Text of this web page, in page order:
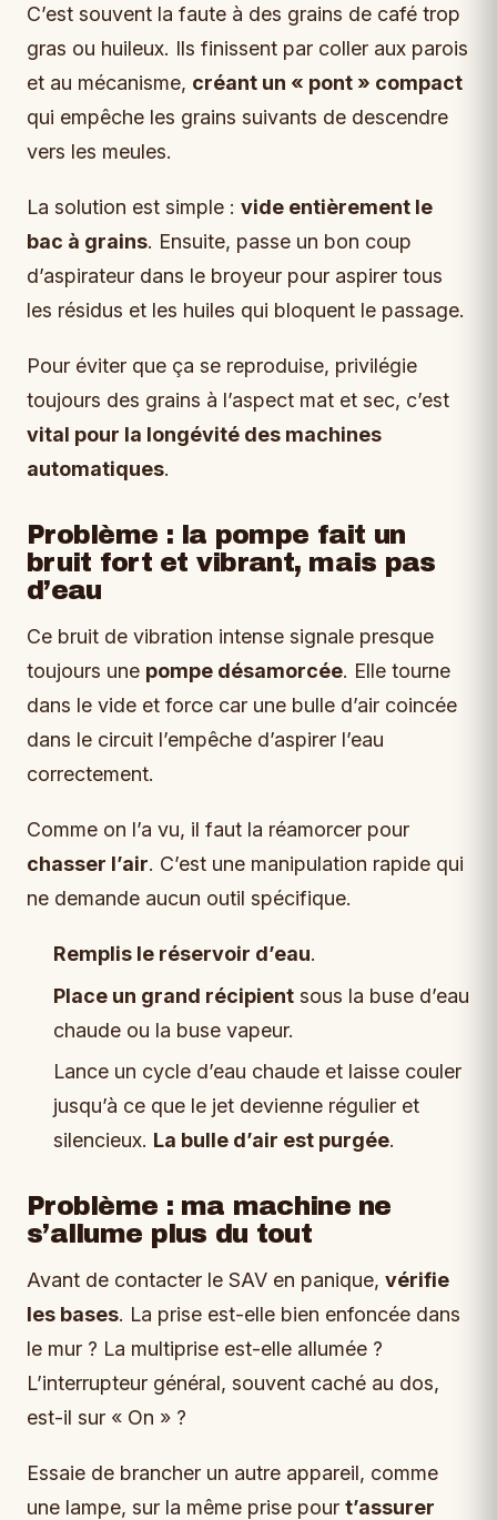
C’est souvent la faute à des grains de café trop
gras ou huileux. Ils finissent par coller aux parois
et au mécanisme, créant un « pont » compact
qui empêche les grains suivants de descendre
vers les meules.
La solution est simple : vide entièrement le
bac à grains. Ensuite, passe un bon coup
d’aspirateur dans le broyeur pour aspirer tous
les résidus et les huiles qui bloquent le passage.
Pour éviter que ça se reproduise, privilégie
toujours des grains à l’aspect mat et sec, c’est
vital pour la longévité des machines
automatiques.
Problème : la pompe fait un
bruit fort et vibrant, mais pas
d’eau
Ce bruit de vibration intense signale presque
toujours une pompe désamorcée. Elle tourne
dans le vide et force car une bulle d’air coincée
dans le circuit l’empêche d’aspirer l’eau
correctement.
Comme on l’a vu, il faut la réamorcer pour
chasser l’air. C’est une manipulation rapide qui
ne demande aucun outil spécifique.
Remplis le réservoir d’eau.
Place un grand récipient sous la buse d’eau
chaude ou la buse vapeur.
Lance un cycle d’eau chaude et laisse couler
jusqu’à ce que le jet devienne régulier et
silencieux. La bulle d’air est purgée.
Problème : ma machine ne
s’allume plus du tout
Avant de contacter le SAV en panique, vérifie
les bases. La prise est-elle bien enfoncée dans
le mur ? La multiprise est-elle allumée ?
L’interrupteur général, souvent caché au dos,
est-il sur « On » ?
Essaie de brancher un autre appareil, comme
une lampe, sur la même prise pour t’assurer